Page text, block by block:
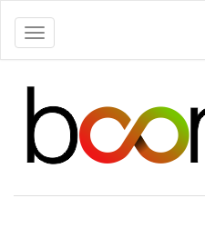
Alternar navegación